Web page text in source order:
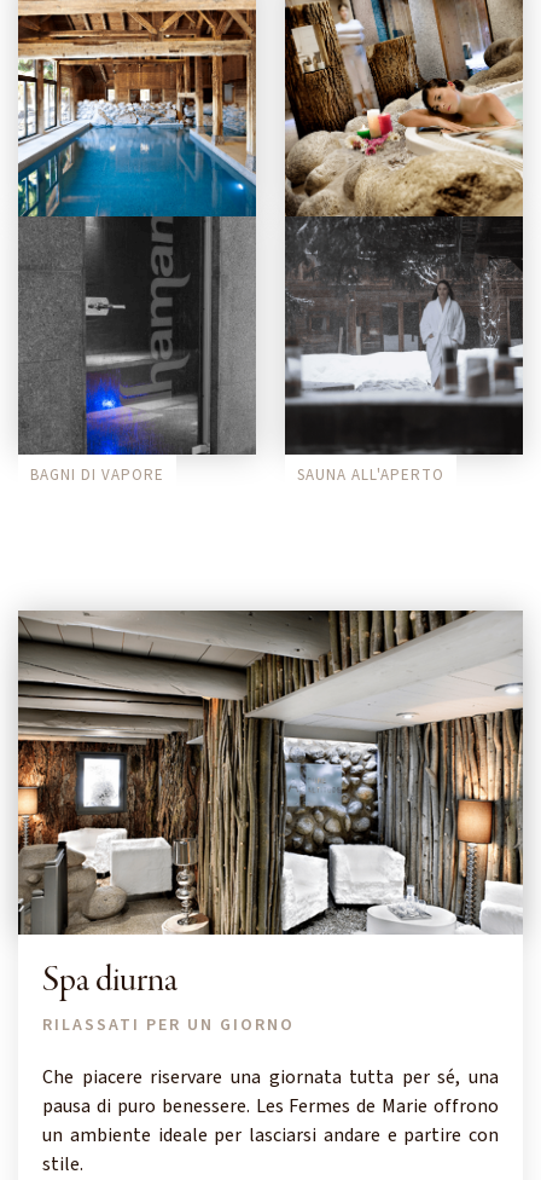
PISCINA COPERTA JACUZZI INTERNA
BAGNI DI VAPORE SAUNA ALL'APERTO
Spa diurna
RILASSATI PER UN GIORNO
Che piacere riservare una giornata tutta per sé, una
pausa di puro benessere. Les Fermes de Marie offrono
un ambiente ideale per lasciarsi andare e partire con
stile.